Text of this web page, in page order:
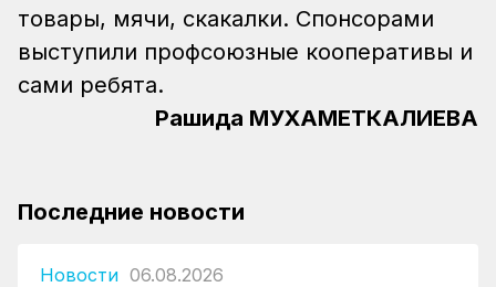
товары, мячи, скакалки. Спонсорами
выступили профсоюзные кооперативы и
сами ребята.
Рашида МУХАМЕТКАЛИЕВА
Последние новости
Новости 06.08.2026